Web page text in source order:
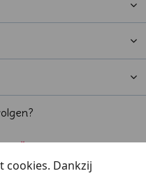
cookies. Dankzij